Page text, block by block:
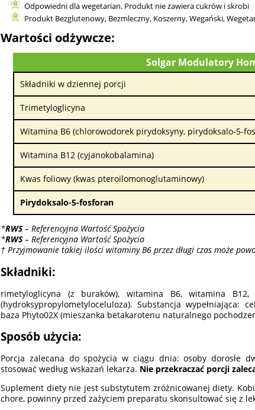
Odpowiedni dla wegetarian. Produkt nie zawiera cukrów i skrobi
Produkt Bezglutenowy, Bezmleczny, Koszerny, Wegański,
Wartości odżywcze:
Solgar Modulatory
Składniki w dziennej porcji
Trimetyloglicyna
Witamina B6 (chlorowodorek pirydoksyny, pirydoksalo-5-
Witamina B12 (cyjanokobalamina)
Kwas foliowy (kwas pteroilomonoglutaminowy)
Pirydoksalo-5-fosforan
*RWS– Referencyjna Wartość Spożycia
*RWS– Referencyjna Wartość Spożycia
† Przyjmowanie takiej ilości witaminy B6 przez długi czas może
Składniki:
rimetyloglicyna (z buraków), witamina B6, witamina B12,
(hydroksypropylometyloceluloza). Substancja wypełniająca:
baza Phyto02X (mieszanka betakarotenu naturalnego
Sposób użycia:
Porcja zalecana do spożycia w ciągu dnia: osoby dorosłe
stosować według wskazań lekarza. Nie przekraczać porcji
Suplement diety nie jest substytutem zróżnicowanej diety.
chore, powinny przed zażyciem preparatu skonsultować się z